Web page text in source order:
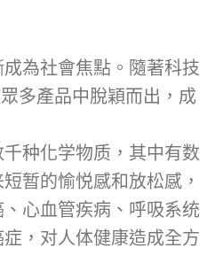
為社會焦點。隨著科技
多產品中脫穎而出，成
种化学物质，其中有数
暂的愉悦感和放松感，
心血管疾病、呼吸系统
，对人体健康造成全方